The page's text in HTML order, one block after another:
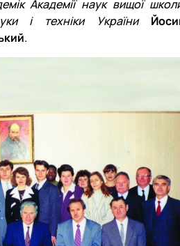
Академії наук вищої
і техніки України
.